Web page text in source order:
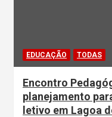
EDUCAÇÃO TODAS
Encontro
planejamento
letivo em Lagoa